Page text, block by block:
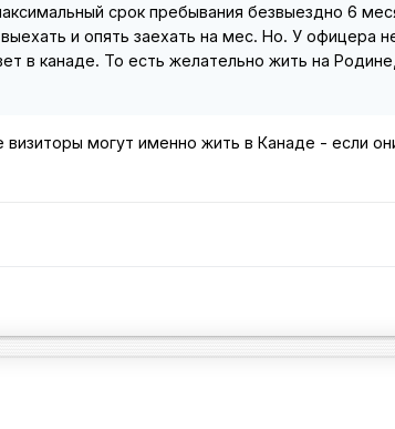
срок пребывания безвыездно 6
и опять заехать на мес. Но. У офицера
в канаде. То есть желательно жить на
могут именно жить в Канаде - если